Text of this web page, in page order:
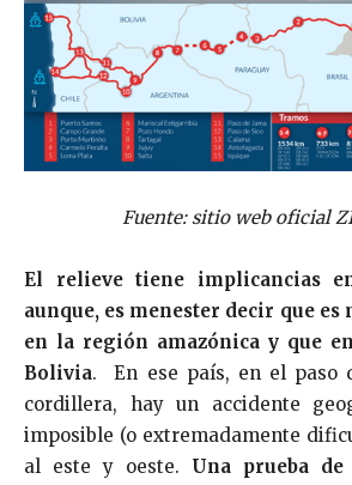
Fuente: sitio web oficial
El relieve tiene implicancias
aunque, es menester decir que es
en la región amazónica y que
Bolivia. En ese país, en el paso
cordillera, hay un accidente
imposible (o extremadamente
al este y oeste. Una prueba